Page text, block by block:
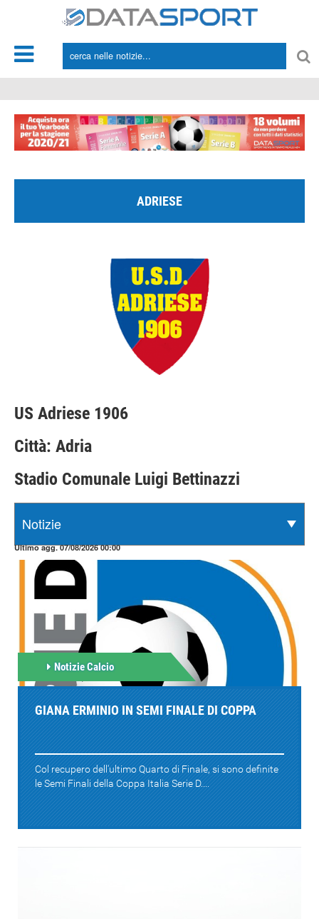
ADRIESE
US Adriese 1906
Città: Adria
Stadio Comunale Luigi Bettinazzi
Ultimo agg. 07/08/2026 00:00
Notizie Calcio
GIANA ERMINIO IN SEMI FINALE DI COPPA
Col recupero dell'ultimo Quarto di Finale, si sono definite
le Semi Finali della Coppa Italia Serie D....